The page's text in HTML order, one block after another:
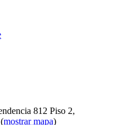
812 Piso 2,
mostrar mapa)